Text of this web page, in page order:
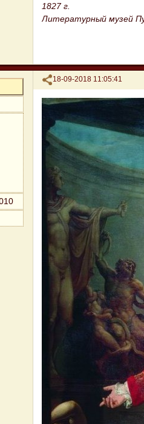
1827 г.
Литературный музей
Поделиться
18-09-2018 11:05:41